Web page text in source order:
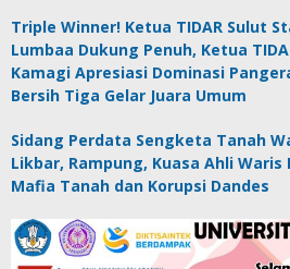
Triple Winner! Ketua TIDAR Sulut
Lumbaa Dukung Penuh, Ketua
Kamagi Apresiasi Dominasi
Bersih Tiga Gelar Juara Umum
Sidang Perdata Sengketa Tanah
Likbar, Rampung, Kuasa Ahli
Mafia Tanah dan Korupsi Dandes